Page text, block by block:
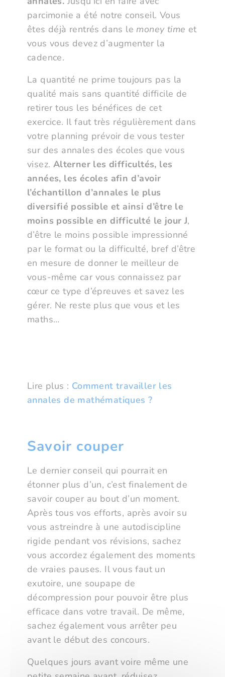
parcimonie a été notre conseil. Vous
êtes déjà rentrés dans le money time et
vous vous devez d’augmenter la
cadence.
La quantité ne prime toujours pas la
qualité mais sans quantité difficile de
retirer tous les bénéfices de cet
exercice. Il faut très régulièrement dans
votre planning prévoir de vous tester
sur des annales des écoles que vous
visez. Alterner les difficultés, les
années, les écoles afin d’avoir
l’échantillon d’annales le plus
diversifié possible et ainsi d’être le
moins possible en difficulté le jour J,
d’être le moins possible impressionné
par le format ou la difficulté, bref d’être
en mesure de donner le meilleur de
vous-même car vous connaissez par
cœur ce type d’épreuves et savez les
gérer. Ne reste plus que vous et les
maths…
Lire plus : Comment travailler les
annales de mathématiques ?
Savoir couper
Le dernier conseil qui pourrait en
étonner plus d’un, c’est finalement de
savoir couper au bout d’un moment.
Après tous vos efforts, après avoir su
vous astreindre à une autodiscipline
rigide pendant vos révisions, sachez
vous accordez également des moments
de vraies pauses. Il vous faut un
exutoire, une soupape de
décompression pour pouvoir être plus
efficace dans votre travail. De même,
sachez également vous arrêter peu
avant le début des concours.
Quelques jours avant voire même une